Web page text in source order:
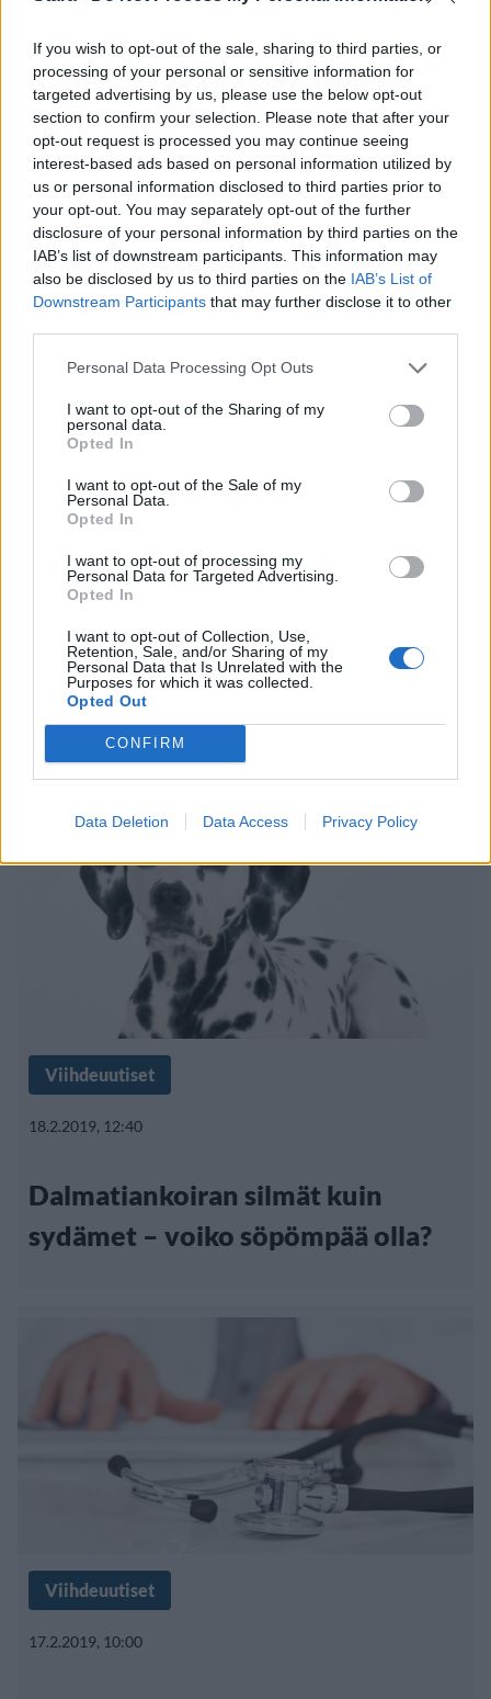
If you wish to opt-out of the sale, sharing to third parties, or
processing of your personal or sensitive information for
targeted advertising by us, please use the below opt-out
section to confirm your selection. Please note that after your
opt-out request is processed you may continue seeing
interest-based ads based on personal information utilized by
us or personal information disclosed to third parties prior to
your opt-out. You may separately opt-out of the further
disclosure of your personal information by third parties on the
IAB’s list of downstream participants. This information may
also be disclosed by us to third parties on the IAB’s List of
Downstream Participants that may further disclose it to other
Personal Data Processing Opt Outs
I want to opt-out of the Sharing of my
personal data.
Opted In
I want to opt-out of the Sale of my
Personal Data.
Opted In
I want to opt-out of processing my
Personal Data for Targeted Advertising.
Opted In
I want to opt-out of Collection, Use,
Retention, Sale, and/or Sharing of my
Personal Data that Is Unrelated with the
Purposes for which it was collected.
Opted Out
CONFIRM
Data Deletion Data Access Privacy Policy
Etätyö teki lemmikit onnelliseksi –
toimistoon paluu voi aiheuttaa
eroahdistusta
Viihdeuutiset
31.7.2020, 21:20
Kaksijalkainen koira pelastettiin
teurastamosta – löysi rakastavan
kodin
Viihdeuutiset
18.2.2019, 12:40
Dalmatiankoiran silmät kuin
sydämet – voiko söpömpää olla?
Viihdeuutiset
17.2.2019, 10:00